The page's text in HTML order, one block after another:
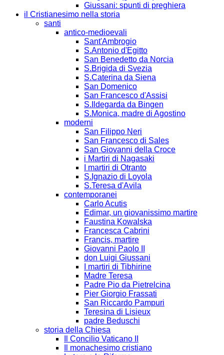
Giussani: spunti di preghiera
il Cristianesimo nella storia
santi
antico-medioevali
Sant'Ambrogio
S.Antonio d'Egitto
San Benedetto da Norcia
S.Brigida di Svezia
S.Caterina da Siena
San Domenico
San Francesco d'Assisi
S.Ildegarda da Bingen
S.Monica, madre di Agostino
moderni
San Filippo Neri
San Francesco di Sales
San Giovanni della Croce
i Martiri di Nagasaki
I martiri di Otranto
S.Ignazio di Loyola
S.Teresa d'Avila
contemporanei
Carlo Acutis
Edimar, un giovanissimo martire
Faustina Kowalska
Francesca Cabrini
Francis, martire
Giovanni Paolo II
don Luigi Giussani
I martiri di Tibhirine
Madre Teresa
Padre Pio da Pietrelcina
Pier Giorgio Frassati
San Riccardo Pampuri
Teresina di Lisieux
padre Beduschi
storia della Chiesa
Il Concilio Vaticano II
Il monachesimo cristiano